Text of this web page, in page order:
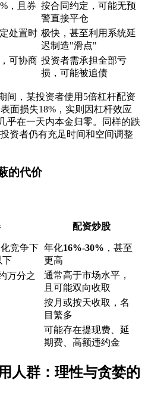
，且券 按合同约定，可能无预
警直接平仓
处置时 极快，甚至利用系统延
迟制造"滑点"
可协商 投资者需承担全部亏
损，可能被追债
间，某投资者使用5倍杠杆配资
面损失18%，实则因杠杆效应
乎在一天内本金归零。同样的跌
资者仍有充足时间和空间调整
的代价
配资炒股
化竞争下
下
年化16%-30% ，甚至
更高
万分之
通常高于市场水平，
且可能双向收取
按月或按天收取，名
目繁多
可能存在提现费、延
期费、高额违约金
人群：理性与贪婪的